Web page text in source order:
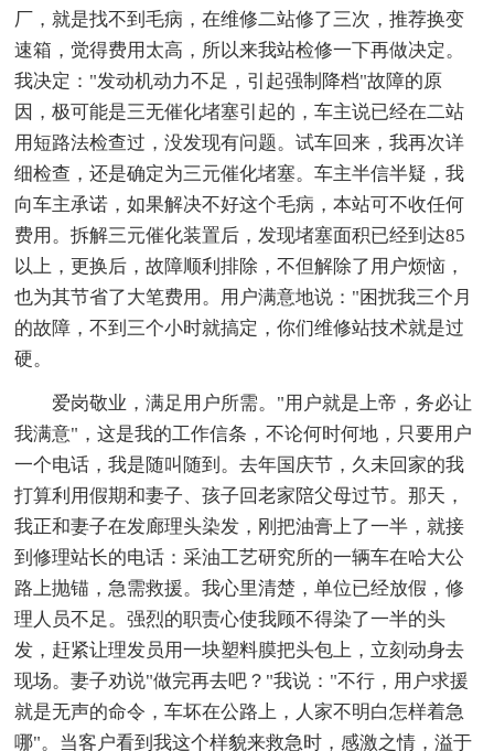
厂，就是找不到毛病，在维修二站修了三次，推荐换变
速箱，觉得费用太高，所以来我站检修一下再做决定。
我决定："发动机动力不足，引起强制降档"故障的原
因，极可能是三无催化堵塞引起的，车主说已经在二站
用短路法检查过，没发现有问题。试车回来，我再次详
细检查，还是确定为三元催化堵塞。车主半信半疑，我
向车主承诺，如果解决不好这个毛病，本站可不收任何
费用。拆解三元催化装置后，发现堵塞面积已经到达85
以上，更换后，故障顺利排除，不但解除了用户烦恼，
也为其节省了大笔费用。用户满意地说："困扰我三个月
的故障，不到三个小时就搞定，你们维修站技术就是过
硬。
爱岗敬业，满足用户所需。"用户就是上帝，务必让
我满意"，这是我的工作信条，不论何时何地，只要用户
一个电话，我是随叫随到。去年国庆节，久未回家的我
打算利用假期和妻子、孩子回老家陪父母过节。那天，
我正和妻子在发廊理头染发，刚把油膏上了一半，就接
到修理站长的电话：采油工艺研究所的一辆车在哈大公
路上抛锚，急需救援。我心里清楚，单位已经放假，修
理人员不足。强烈的职责心使我顾不得染了一半的头
发，赶紧让理发员用一块塑料膜把头包上，立刻动身去
现场。妻子劝说"做完再去吧？"我说："不行，用户求援
就是无声的命令，车坏在公路上，人家不明白怎样着急
哪"。当客户看到我这个样貌来救急时，感激之情，溢于